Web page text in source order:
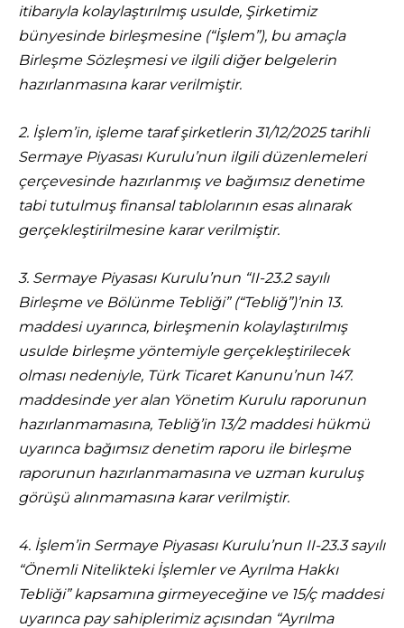
itibarıyla kolaylaştırılmış usulde, Şirketimiz
bünyesinde birleşmesine (“İşlem”), bu amaçla
Birleşme Sözleşmesi ve ilgili diğer belgelerin
hazırlanmasına karar verilmiştir.
2. İşlem’in, işleme taraf şirketlerin 31/12/2025 tarihli
Sermaye Piyasası Kurulu’nun ilgili düzenlemeleri
çerçevesinde hazırlanmış ve bağımsız denetime
tabi tutulmuş finansal tablolarının esas alınarak
gerçekleştirilmesine karar verilmiştir.
3. Sermaye Piyasası Kurulu’nun “II-23.2 sayılı
Birleşme ve Bölünme Tebliği” (“Tebliğ”)’nin 13.
maddesi uyarınca, birleşmenin kolaylaştırılmış
usulde birleşme yöntemiyle gerçekleştirilecek
olması nedeniyle, Türk Ticaret Kanunu’nun 147.
maddesinde yer alan Yönetim Kurulu raporunun
hazırlanmamasına, Tebliğ’in 13/2 maddesi hükmü
uyarınca bağımsız denetim raporu ile birleşme
raporunun hazırlanmamasına ve uzman kuruluş
görüşü alınmamasına karar verilmiştir.
4. İşlem’in Sermaye Piyasası Kurulu’nun II-23.3 sayılı
“Önemli Nitelikteki İşlemler ve Ayrılma Hakkı
Tebliği” kapsamına girmeyeceğine ve 15/ç maddesi
uyarınca pay sahiplerimiz açısından “Ayrılma